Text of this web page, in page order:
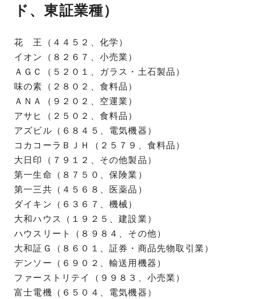
ド、東証業種）
花 王（４４５２、化学）
イオン（８２６７、小売業）
ＡＧＣ（５２０１、ガラス・土石製品）
味の素（２８０２、食料品）
ＡＮＡ（９２０２、空運業）
アサヒ（２５０２、食料品）
アズビル（６８４５、電気機器）
コカコーラＢＪＨ（２５７９、食料品）
大日印（７９１２、その他製品）
第一生命（８７５０、保険業）
第一三共（４５６８、医薬品）
ダイキン（６３６７、機械）
大和ハウス（１９２５、建設業）
ハウスリート（８９８４、その他）
大和証Ｇ（８６０１、証券・商品先物取引業）
デンソー（６９０２、輸送用機器）
ファーストリテイ（９９８３、小売業）
富士電機（６５０４、電気機器）